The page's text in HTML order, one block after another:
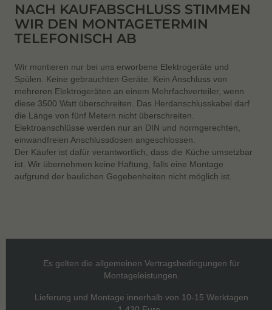
NACH KAUFABSCHLUSS STIMMEN
WIR DEN MONTAGETERMIN
TELEFONISCH AB
Wir montieren nur bei uns erworbene Elektrogeräte und
Spülen. Keine gebrauchten Geräte. Kein Anschluss von
mehreren Elektrogeräten an einem Mehrfachverteiler, wenn
diese 3500 Watt überschreiten. Das Herdanschlusskabel darf
die Länge von fünf Metern nicht überschreiten.
Elektroanschlüsse werden nur an DIN und normgerechten,
einwandfreien Anschlussdosen angeschlossen.
Der Käufer ist dafür verantwortlich, dass die Küche umsetzbar
ist. Wir übernehmen keine Haftung, falls eine Montage
aufgrund der baulichen Gegebenheiten nicht möglich ist.
Es gelten die allgemeinen Vertragsbedingungen für
Montageleistungen.
Lieferung und Montage innerhalb von 10-15 Werktagen